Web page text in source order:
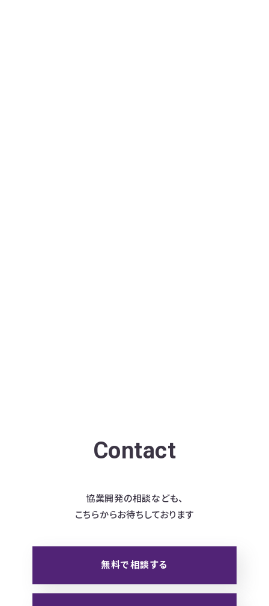
Contact
協業開発の相談なども、
こちらからお待ちしております
無料で相談する